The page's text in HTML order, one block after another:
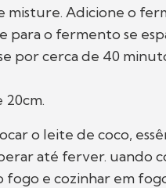
misture. Adicione o
o fermento se
por cerca de 40
o leite de coco,
até ferver. uando
fogo e cozinhar em